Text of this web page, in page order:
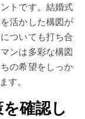
トです。結婚式
活かした構図が
ついても打ち合
ンは多彩な構図
の希望をしっか
す。
確認し